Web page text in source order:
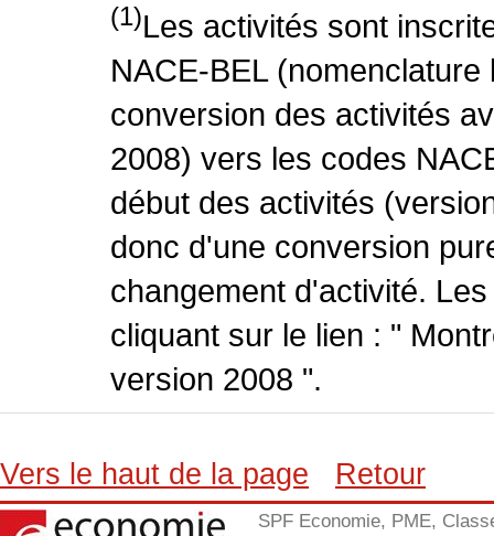
(1)Les activités sont
NACE-BEL
conversion des activités
2008) vers les codes
début des activités
donc d'une conversion
changement d'activité.
cliquant sur le lien : "
version 2008 ".
Vers le haut de la page Retour
SPF Economie, PME,